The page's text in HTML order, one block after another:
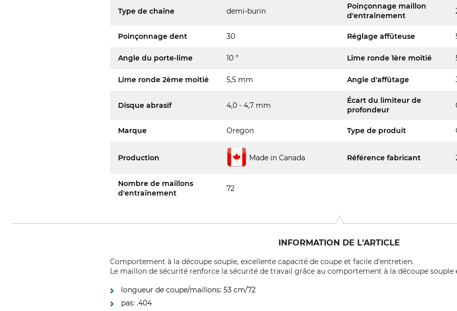
Type de chaîne demi-burin
Poinçonnage maillon
d'entraînement
Poinçonnage dent 30 Réglage affûteuse
Angle du porte-lime 10 ° Lime ronde 1ère moitié
Lime ronde 2ème moitié 5,5 mm Angle d'affûtage
Disque abrasif 4,0 - 4,7 mm
Écart du limiteur de
profondeur
Marque Oregon Type de produit
Production Made in Canada Référence fabricant
Nombre de maillons
d'entraînement
72
INFORMATION DE L'ARTICLE
Comportement à la découpe souple, excellente capacité de coupe et facile d'entretien.
Le maillon de sécurité renforce la sécurité de travail grâce au comportement à la découpe
longueur de coupe/maillons: 53 cm/72
pas: .404